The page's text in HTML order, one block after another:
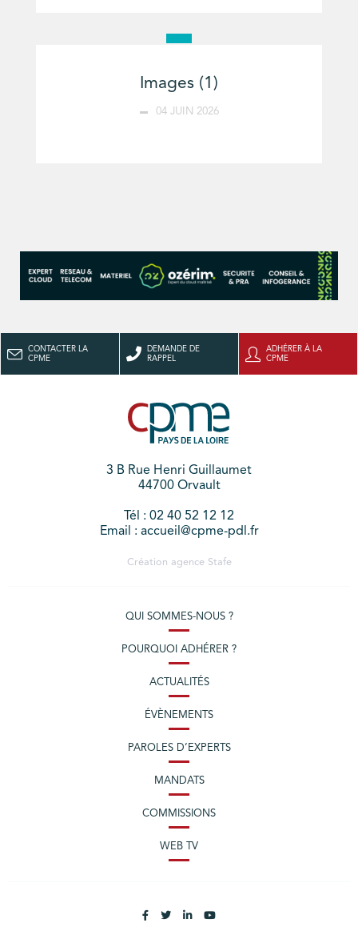
Images (1)
04 JUIN 2026
CONTACTER LA
CPME
DEMANDE DE
RAPPEL
ADHÉRER À LA
CPME
3 B Rue Henri Guillaumet
44700 Orvault
Tél : 02 40 52 12 12
Email : accueil@cpme-pdl.fr
Création agence Stafe
QUI SOMMES-NOUS ?
POURQUOI ADHÉRER ?
ACTUALITÉS
ÉVÈNEMENTS
PAROLES D’EXPERTS
MANDATS
COMMISSIONS
WEB TV